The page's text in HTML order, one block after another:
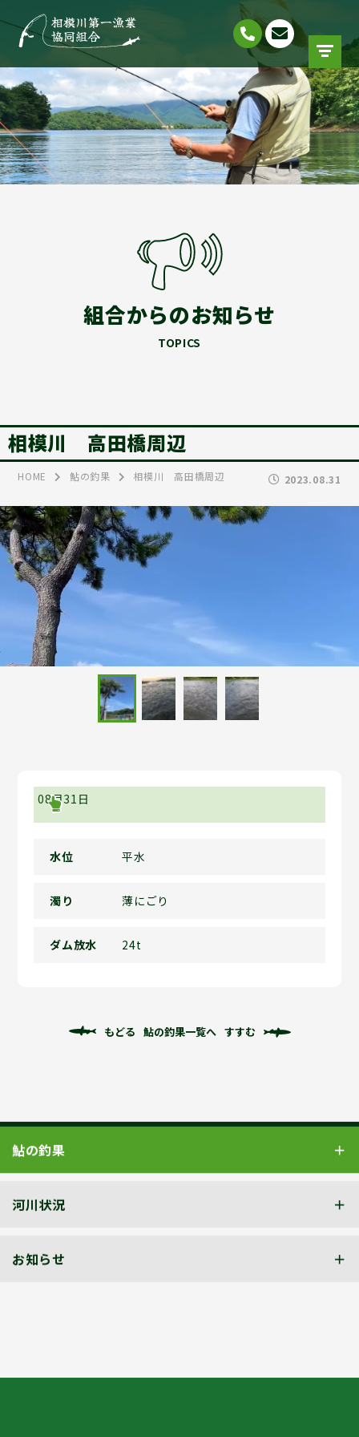
組合からのお知らせ
TOPICS
相模川 高田橋周辺
HOME 鮎の釣果 相模川 高田橋周辺 2023.08.31
08月31日
水位 平水
濁り 薄にごり
ダム放水 24t
もどる 鮎の釣果一覧へ すすむ
鮎の釣果
河川状況
お知らせ